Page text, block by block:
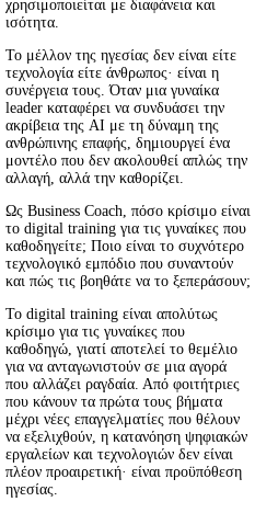
χρησιμοποιείται με διαφάνεια και
ισότητα.
Το μέλλον της ηγεσίας δεν είναι είτε
τεχνολογία είτε άνθρωπος· είναι η
συνέργεια τους. Όταν μια γυναίκα
leader καταφέρει να συνδυάσει την
ακρίβεια της AI με τη δύναμη της
ανθρώπινης επαφής, δημιουργεί ένα
μοντέλο που δεν ακολουθεί απλώς την
αλλαγή, αλλά την καθορίζει.
Ως Business Coach, πόσο κρίσιμο είναι
το digital training για τις γυναίκες που
καθοδηγείτε; Ποιο είναι το συχνότερο
τεχνολογικό εμπόδιο που συναντούν
και πώς τις βοηθάτε να το ξεπεράσουν;
Το digital training είναι απολύτως
κρίσιμο για τις γυναίκες που
καθοδηγώ, γιατί αποτελεί το θεμέλιο
για να ανταγωνιστούν σε μια αγορά
που αλλάζει ραγδαία. Από φοιτήτριες
που κάνουν τα πρώτα τους βήματα
μέχρι νέες επαγγελματίες που θέλουν
να εξελιχθούν, η κατανόηση ψηφιακών
εργαλείων και τεχνολογιών δεν είναι
πλέον προαιρετική· είναι προϋπόθεση
ηγεσίας.